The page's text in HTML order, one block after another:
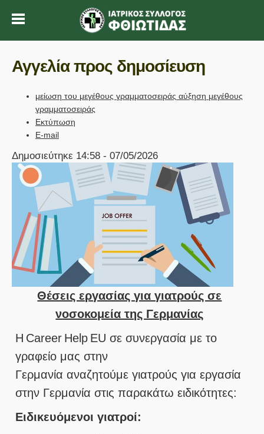
Αγγελία προς δημοσίευση
μείωση του μεγέθους γραμματοσειράς αύξηση μεγέθους
γραμματοσειράς
Εκτύπωση
E-mail
Δημοσιεύτηκε 14:58 - 07/05/2026
Θέσεις εργασίας για γιατρούς σε
νοσοκομεία της Γερμανίας
Η Career Help EU σε συνεργασία με το
γραφείο μας στην
Γερμανία αναζητούμε γιατρούς για εργασία
στην Γερμανία στις παρακάτω ειδικότητες:
Ειδικευόμενοι γιατροί: